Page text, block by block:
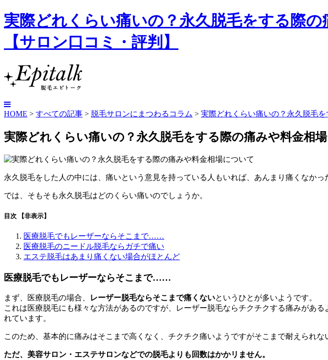
実際どれくらい痛いの？永久脱毛をする際
【サロン口コミ・評判】
HOME > すべての記事 > 脱毛サロンにまつわるコラム > 実際どれくらい痛いの？永久脱毛
実際どれくらい痛いの？永久脱毛をする際の痛みや料金相
永久脱毛をした人の中には、痛いという意見を持っている人もいれば、あんまり痛くなか
では、そもそも永久脱毛はどのくらい痛いのでしょうか。
目次 【非表示】
医療脱毛でもレーザーならそこまで……
医療脱毛のニードル脱毛ならガチで痛い
エステ脱毛はあまり痛くない場合がほとんど
医療脱毛でもレーザーならそこまで……
まず、医療脱毛の場合、 レーザー脱毛ならそこまで痛くないというひとが多いようです。
これは医療脱毛にも様々な方法があるのですが、レーザー脱毛ならチクチクする痛みがあ
れています。
このため、基本的に痛みはそこまで高くなく、チクチク痛いようですがそこまで耐えられな
ただ、美容サロン・エステサロンなどでの脱毛よりも回数はかかリません。